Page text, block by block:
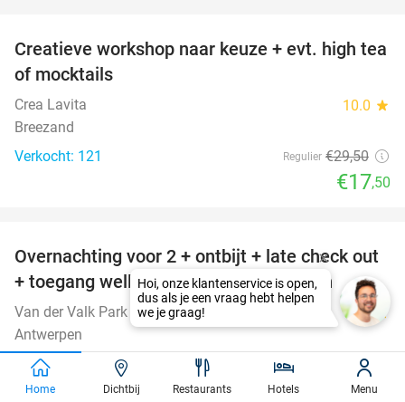
41%
Creatieve workshop naar keuze + evt. high tea
of mocktails
Crea Lavita 10.0 star
Breezand
Verkocht: 121
Regulier €29,50
€17,50
59%
Overnachting voor 2 + ontbijt + late check out
+ toegang wellness in hartje Antwerpen
Van der Valk Park Lane Antwerpen 9.9star
Antwerpen
Verkocht: 1.190
€282
€115
Home Dichtbij Restaurants Hotels Menu